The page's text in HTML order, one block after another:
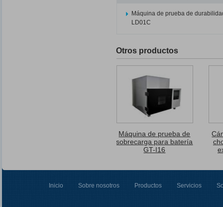
Máquina de prueba de
LD01C
Otros productos
Máquina de prueba de
sobrecarga para batería
GT-I16
Inicio Sobre nosotros Productos Servicios